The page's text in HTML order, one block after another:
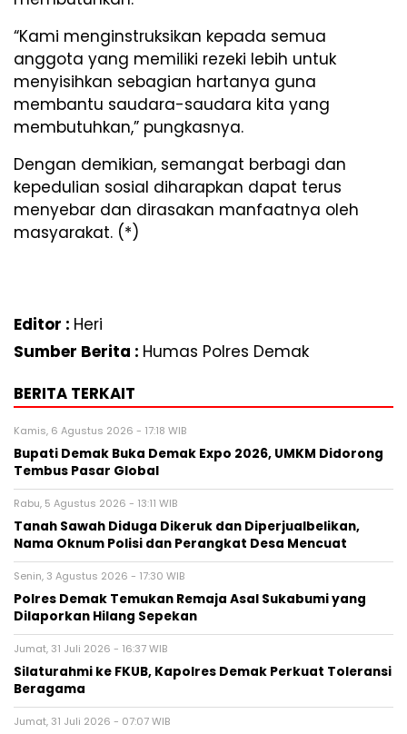
“Kami menginstruksikan kepada semua
anggota yang memiliki rezeki lebih untuk
menyisihkan sebagian hartanya guna
membantu saudara-saudara kita yang
membutuhkan,” pungkasnya.
Dengan demikian, semangat berbagi dan
kepedulian sosial diharapkan dapat terus
menyebar dan dirasakan manfaatnya oleh
masyarakat. (*)
Editor : Heri
Sumber Berita : Humas Polres Demak
BERITA TERKAIT
Kamis, 6 Agustus 2026 - 17:18 WIB
Bupati Demak Buka Demak Expo 2026, UMKM Didorong
Tembus Pasar Global
Rabu, 5 Agustus 2026 - 13:11 WIB
Tanah Sawah Diduga Dikeruk dan Diperjualbelikan,
Nama Oknum Polisi dan Perangkat Desa Mencuat
Senin, 3 Agustus 2026 - 17:30 WIB
Polres Demak Temukan Remaja Asal Sukabumi yang
Dilaporkan Hilang Sepekan
Jumat, 31 Juli 2026 - 16:37 WIB
Silaturahmi ke FKUB, Kapolres Demak Perkuat Toleransi
Beragama
Jumat, 31 Juli 2026 - 07:07 WIB